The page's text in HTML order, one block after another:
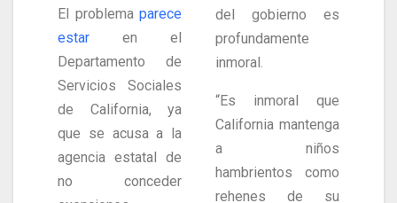
El problema parece
estar en el
Departamento de
Servicios Sociales
de California, ya
que se acusa a la
agencia estatal de
no conceder
del gobierno es
profundamente
inmoral.
“Es inmoral que
California mantenga
a niños
hambrientos como
rehenes de su